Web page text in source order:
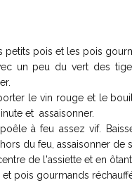
pois et les pois
un peu du vert des
le vin rouge et le
et assaisonner.
à feu assez vif.
du feu, assaisonner de
de l'assiette et en
pois gourmands